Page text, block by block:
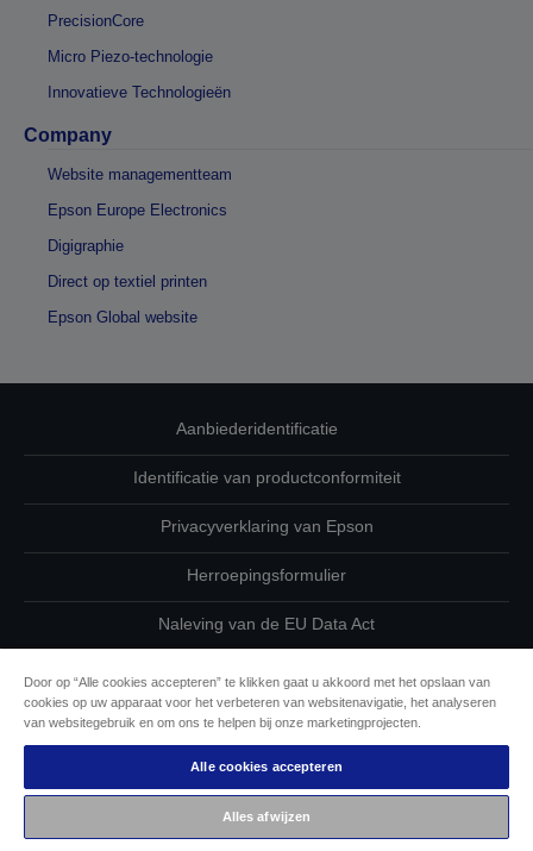
PrecisionCore
Micro Piezo-technologie
Innovatieve Technologieën
Company
Website managementteam
Epson Europe Electronics
Digigraphie
Direct op textiel printen
Epson Global website
Aanbiederidentificatie
Identificatie van productconformiteit
Privacyverklaring van Epson
Herroepingsformulier
Naleving van de EU Data Act
Cookie-informatie
De toewijding van Epson aan toegankelijkheid
Auteursrecht © 2026 Seiko Epson
Door op “Alle cookies accepteren” te klikken gaat u akkoord met het opslaan van
cookies op uw apparaat voor het verbeteren van websitenavigatie, het analyseren
van websitegebruik en om ons te helpen bij onze marketingprojecten.
Alle cookies accepteren
Alles afwijzen